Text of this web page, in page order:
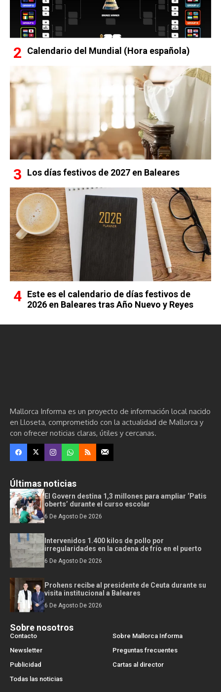
Calendario del Mundial (Hora española)
Los días festivos de 2027 en Baleares
Este es el calendario de días festivos de
2026 en Baleares tras Año Nuevo y Reyes
Mallorca Informa es un proyecto de información local nacido
en Lloseta, comprometido con la actualidad de Mallorca y
con ofrecer noticias claras, útiles y cercanas.
Últimas noticias
El Govern destina 1,3 millones para ampliar ‘Patis
oberts’ durante el curso escolar
6 De Agosto De 2026
Intervenidos 1.400 kilos de pollo por
irregularidades en la cadena de frío en el puerto
6 De Agosto De 2026
Prohens recibe al presidente de Ceuta durante su
visita institucional a Baleares
6 De Agosto De 2026
Sobre nosotros
Contacto
Sobre Mallorca Informa
Newsletter
Preguntas frecuentes
Publicidad
Cartas al director
Todas las noticias